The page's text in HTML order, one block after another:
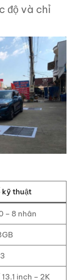
độ và chỉ
kỹ thuật
– 8 nhân
inch – 2K